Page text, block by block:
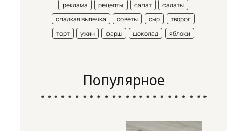
реклама
рецепты салат
салаты
сладкая выпечка
советы сыр
творог
торт
ужин фарш шоколад яблоки
Популярное